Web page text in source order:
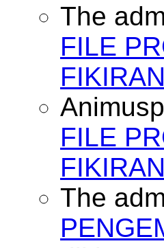
The
FILE
FIKIRAN
FILE
FIKIRAN
The